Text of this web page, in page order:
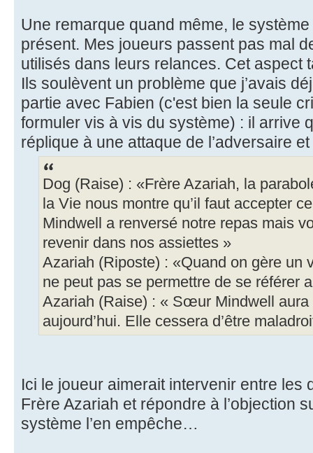
Une remarque quand même, le
présent. Mes joueurs passent pas mal
utilisés dans leurs relances. Cet aspect
Ils soulèvent un problème que j’avais
partie avec Fabien (c'est bien la seule
formuler vis à vis du système) : il arrive
réplique à une attaque de l’adversaire
Dog (Raise) : «Frère Azariah, la
la Vie nous montre qu’il faut accepter
Mindwell a renversé notre repas mais
revenir dans nos assiettes »
Azariah (Riposte) : «Quand on gère un
ne peut pas se permettre de se référer
Azariah (Raise) : « Sœur Mindwell aura
aujourd’hui. Elle cessera d’être
Ici le joueur aimerait intervenir entre les
Frère Azariah et répondre à l’objection
système l’en empêche…